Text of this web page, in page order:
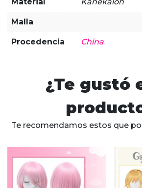
Malla
Procedencia China
¿Te gustó
Te recomendamos estos que